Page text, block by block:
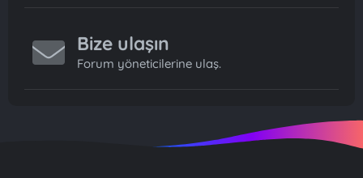
Bize ulaşın
Forum yöneticilerine ulaş.